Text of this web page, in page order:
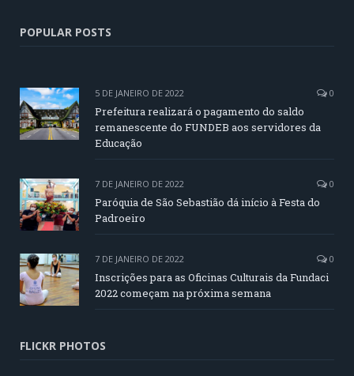
POPULAR POSTS
5 DE JANEIRO DE 2022 0
Prefeitura realizará o pagamento do saldo
remanescente do FUNDEB aos servidores da
Educação
7 DE JANEIRO DE 2022 0
Paróquia de São Sebastião dá início à Festa do
Padroeiro
7 DE JANEIRO DE 2022 0
Inscrições para as Oficinas Culturais da Fundaci
2022 começam na próxima semana
FLICKR PHOTOS